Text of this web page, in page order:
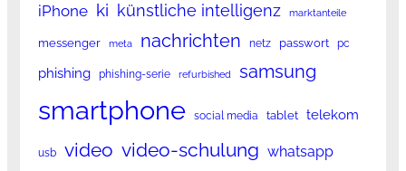
iPhone ki künstliche intelligenz marktanteile
messenger meta nachrichten netz passwort pc
phishing phishing-serie refurbished samsung
smartphone social media tablet telekom
usb video video-schulung whatsapp